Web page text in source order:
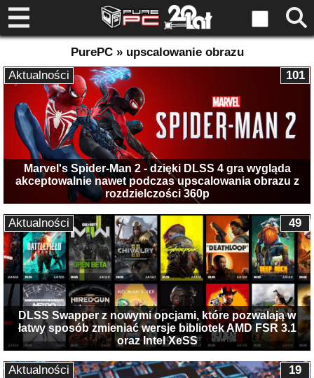
PurePC » upscalowanie obrazu
Marvel's Spider-Man 2 - dzięki DLSS 4 gra wygląda
akceptowalnie nawet podczas upscalowania obrazu z
rozdzielczości 360p
101
Aktualności
DLSS Swapper z nowymi opcjami, które pozwalają w
łatwy sposób zmieniać wersje bibliotek AMD FSR 3.1
oraz Intel XeSS
49
Aktualności
19
Aktualności